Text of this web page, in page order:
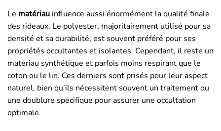
Le matériau influence aussi énormément la qualité finale
des rideaux. Le polyester, majoritairement utilisé pour sa
densité et sa durabilité, est souvent préféré pour ses
propriétés occultantes et isolantes. Cependant, il reste un
matériau synthétique et parfois moins respirant que le
coton ou le lin. Ces derniers sont prisés pour leur aspect
naturel, bien qu’ils nécessitent souvent un traitement ou
une doublure spécifique pour assurer une occultation
optimale.